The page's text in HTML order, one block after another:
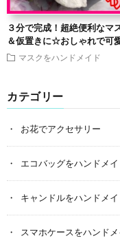
３分で完成！超絶便利なマ
＆仮置きに☆おしゃれで可
マスクをハンドメイド
カテゴリー
お花でアクセサリー
エコバッグをハンドメイ
キャンドルをハンドメイ
スマホケースをハンド